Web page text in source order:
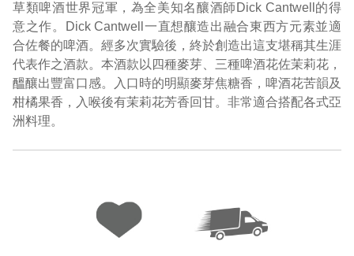
草類啤酒世界冠軍，為全美知名釀酒師Dick Cantwell的得
意之作。Dick Cantwell一直想釀造出融合東西方元素並適
合佐餐的啤酒。經多次實驗後，終於創造出這支堪稱其生涯
代表作之酒款。本酒款以四種麥芽、三種啤酒花佐茉莉花，
醞釀出豐富口感。入口時的明顯麥芽焦糖香，啤酒花苦韻及
柑橘果香，入喉後有茉莉花芳香回甘。非常適合搭配各式亞
洲料理。